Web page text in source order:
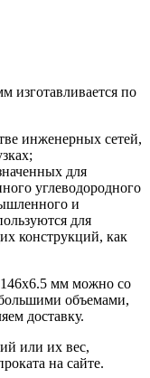
изготавливается по
инженерных сетей,
для
углеводородного
и
для
конструкций, как
мм можно со
объемами,
доставку.
или их вес,
на сайте.